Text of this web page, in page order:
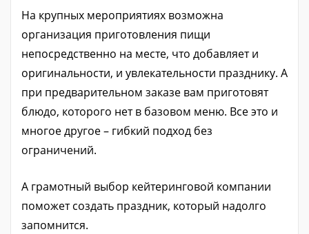
На крупных мероприятиях возможна
организация приготовления пищи
непосредственно на месте, что добавляет и
оригинальности, и увлекательности празднику. А
при предварительном заказе вам приготовят
блюдо, которого нет в базовом меню. Все это и
многое другое – гибкий подход без
ограничений.
А грамотный выбор кейтеринговой компании
поможет создать праздник, который надолго
запомнится.